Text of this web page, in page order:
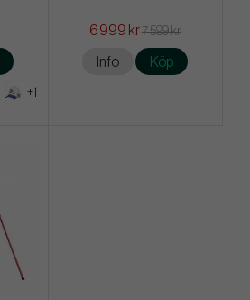
+1
6 999 kr7 599 kr
Info Köp